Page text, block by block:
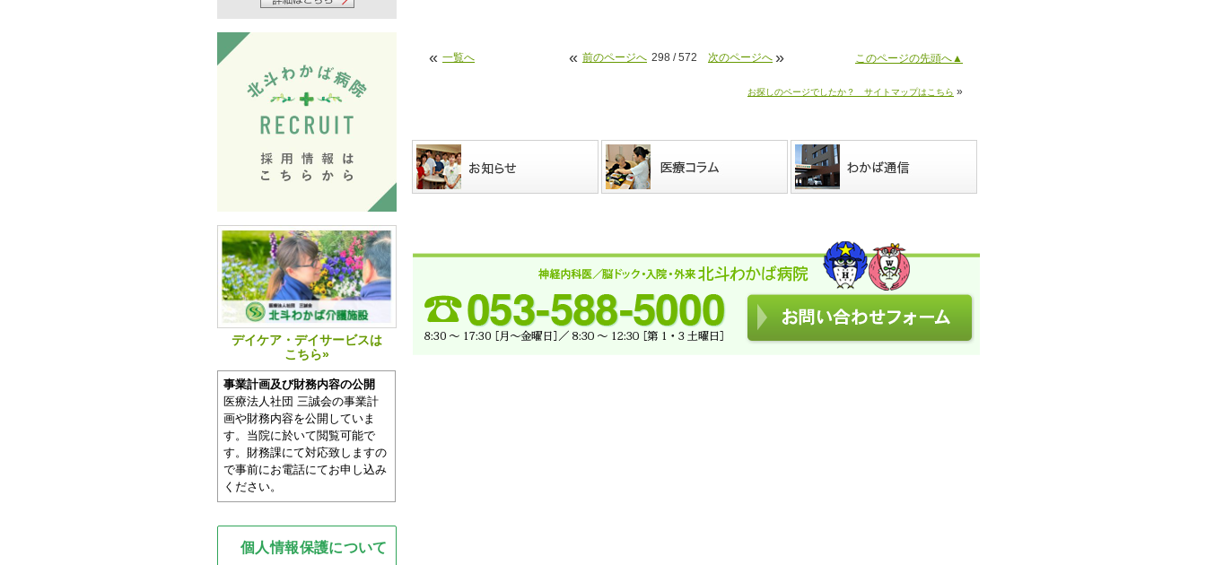
« 一覧へ « 前のページへ 298 / 572 次のページへ » このページの先頭へ▲
お探しのページでしたか？ サイトマップはこちら »
デイケア・デイサービスは
こちら»
事業計画及び財務内容の公開
医療法人社団 三誠会の事業計
画や財務内容を公開していま
す。当院に於いて閲覧可能で
す。財務課にて対応致しますの
で事前にお電話にてお申し込み
ください。
個人情報保護について